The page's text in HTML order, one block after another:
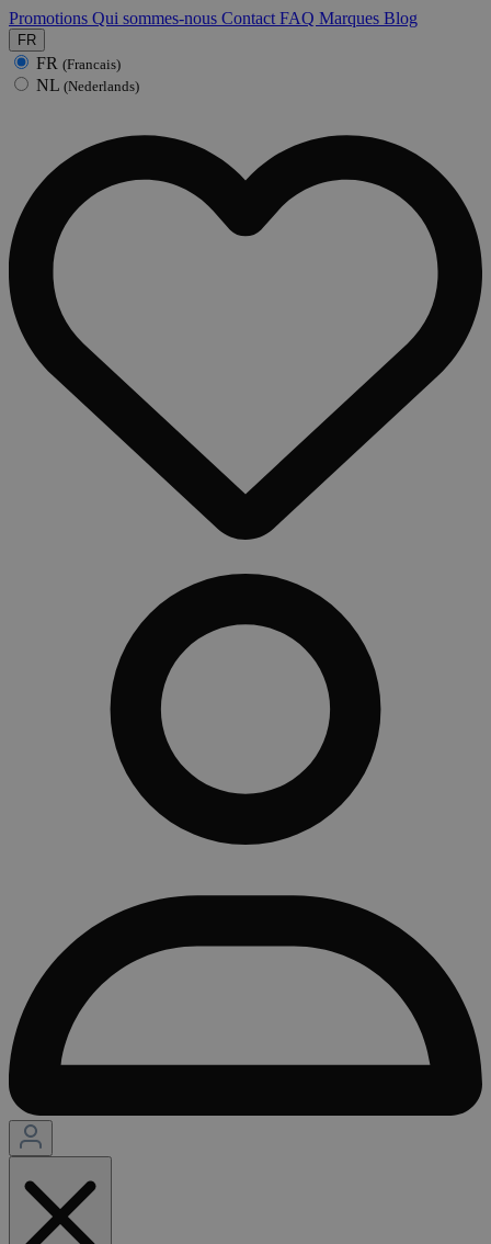
Promotions Qui sommes-nous Contact FAQ Marques Blog
FR
FR (Francais)
NL (Nederlands)